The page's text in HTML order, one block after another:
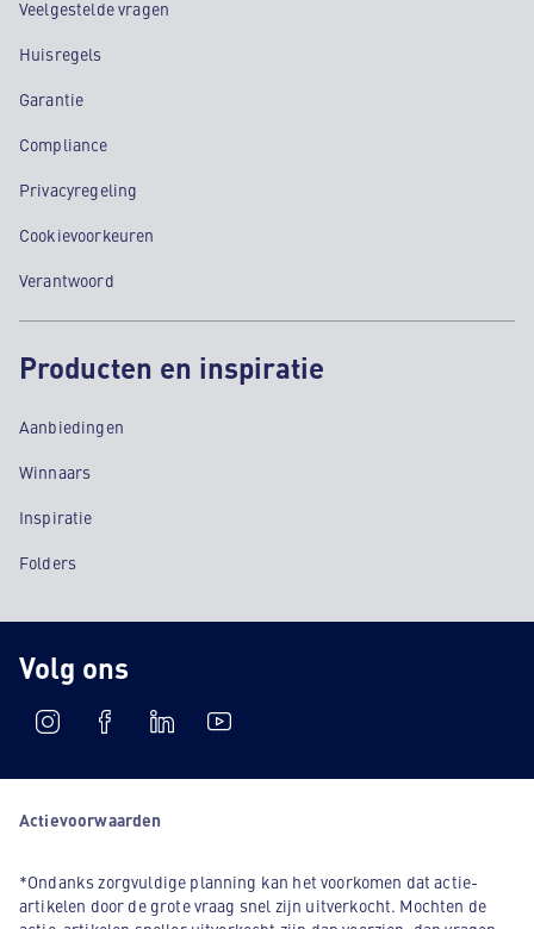
Veelgestelde vragen
Huisregels
Garantie
Compliance
Privacyregeling
Cookievoorkeuren
Verantwoord
Producten en inspiratie
Aanbiedingen
Winnaars
Inspiratie
Folders
Volg ons
Actievoorwaarden
*Ondanks zorgvuldige planning kan het voorkomen dat actie-
artikelen door de grote vraag snel zijn uitverkocht. Mochten de